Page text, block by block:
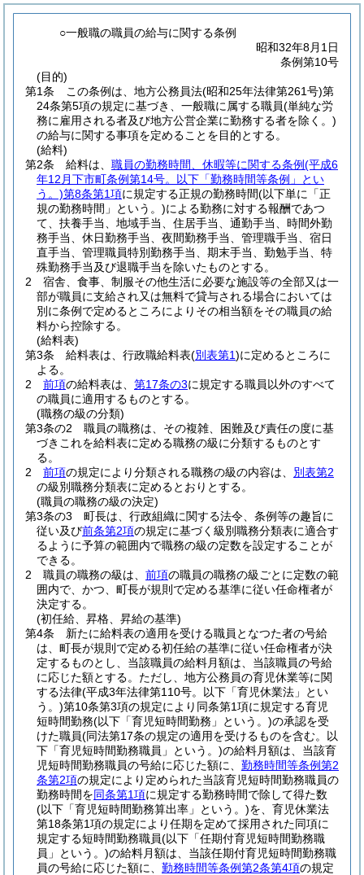
○一般職の職員の給与に関する条例
昭和32年8月1日
条例第10号
(目的)
第1条
この条例は、地方公務員法(昭和25年法律第261号)第
24条第5項の規定に基づき、一般職に属する職員(単純な労
務に雇用される者及び地方公営企業に勤務する者を除く。)
の給与に関する事項を定めることを目的とする。
(給料)
第2条
給料は、 職員の勤務時間、休暇等に関する条例(平成6
年12月下市町条例第14号。以下「勤務時間等条例」とい
う。)第8条第1項に規定する正規の勤務時間(以下単に「正
規の勤務時間」という。)による勤務に対する報酬であつ
て、扶養手当、地域手当、住居手当、通勤手当、時間外勤
務手当、休日勤務手当、夜間勤務手当、管理職手当、宿日
直手当、管理職員特別勤務手当、期末手当、勤勉手当、特
殊勤務手当及び退職手当を除いたものとする。
2
宿舎、食事、制服その他生活に必要な施設等の全部又は一
部が職員に支給され又は無料で貸与される場合においては
別に条例で定めるところによりその相当額をその職員の給
料から控除する。
(給料表)
第3条
給料表は、行政職給料表(別表第1)に定めるところに
よる。
2
前項の給料表は、 第17条の3に規定する職員以外のすべて
の職員に適用するものとする。
(職務の級の分類)
第3条の2
職員の職務は、その複雑、困難及び責任の度に基
づきこれを給料表に定める職務の級に分類するものとす
る。
2
前項の規定により分類される職務の級の内容は、 別表第2
の級別職務分類表に定めるとおりとする。
(職員の職務の級の決定)
第3条の3
町長は、行政組織に関する法令、条例等の趣旨に
従い及び前条第2項の規定に基づく級別職務分類表に適合す
るように予算の範囲内で職務の級の定数を設定することが
できる。
2
職員の職務の級は、 前項の職員の職務の級ごとに定数の範
囲内で、かつ、町長が規則で定める基準に従い任命権者が
決定する。
(初任給、昇格、昇給の基準)
第4条
新たに給料表の適用を受ける職員となつた者の号給
は、町長が規則で定める初任給の基準に従い任命権者が決
定するものとし、当該職員の給料月額は、当該職員の号給
に応じた額とする。 ただし、地方公務員の育児休業等に関
する法律(平成3年法律第110号。以下「育児休業法」とい
う。)第10条第3項の規定により同条第1項に規定する育児
短時間勤務(以下「育児短時間勤務」という。)の承認を受
けた職員(同法第17条の規定の適用を受けるものを含む。以
下「育児短時間勤務職員」という。)の給料月額は、当該育
児短時間勤務職員の号給に応じた額に、 勤務時間等条例第2
条第2項の規定により定められた当該育児短時間勤務職員の
勤務時間を同条第1項に規定する勤務時間で除して得た数
(以下「育児短時間勤務算出率」という。)を、育児休業法
第18条第1項の規定により任期を定めて採用された同項に
規定する短時間勤務職員(以下「任期付育児短時間勤務職
員」という。)の給料月額は、当該任期付育児短時間勤務職
員の号給に応じた額に、 勤務時間等条例第2条第4項の規定